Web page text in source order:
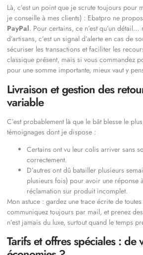
Là, c’est un point que je scrute toujours pour
je conseille à mes clients) : Ebatpro ne
PayPal. Pour certains, ce n’est qu’un
d’artisans, c’est un signal d’alerte en cas de
sécuriser les transactions et faciliter les
classique présent, mais si vous commandez
pour une somme importante, mieux vaut y
Livraison et gestion des
variable
C’est probablement là que le bât blesse le
témoignages dont je dispose :
Certains ont vu leur colis arriver sans
correctement.
D’autres ont dû batailler plusieurs
plusieurs fois) pour avoir une réponse
réclamation sur produit incomplet.
Mon astuce : gardez une trace écrite de toutes
communiquez toujours par mail, et prenez
n’est jamais du luxe, surtout quand le temps
Tarifs et offres spéciales : de